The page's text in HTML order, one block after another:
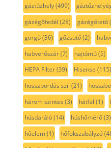
gáztűzhely(499)
gázégőfedél (28) gázégőtető
görgő(36) gőzsütő(2)
habverőszár(7) hajtómű(5)
HEPA Filter(39) Hisense (115)
hosszbordás szíj (21)
három szintes (3) hátfal (1)
húsdaráló(14) húshőmérő(3)
hőelem(1) hőfokszabályzó